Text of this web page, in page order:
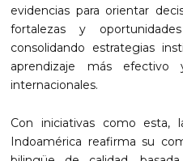
evidencias para orientar
fortalezas y
consolidando estrategias
aprendizaje más efectivo
internacionales.
Con iniciativas como esta,
Indoamérica reafirma su